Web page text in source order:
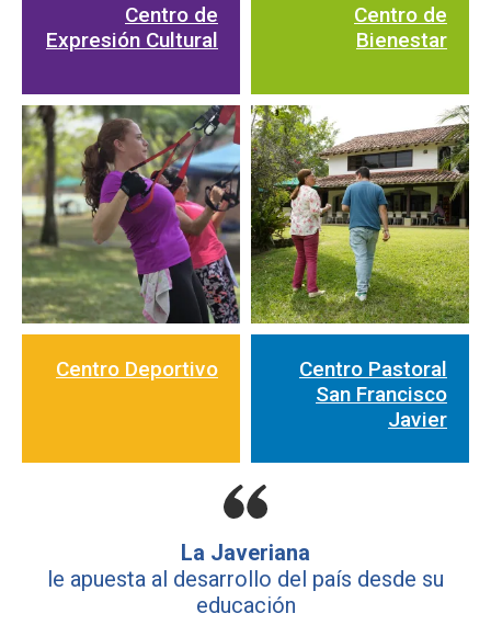
Centro de
Expresión Cultural
Centro de
Bienestar
Centro Deportivo
Centro Pastoral
San Francisco
Javier
La Javeriana
le apuesta al desarrollo del país desde su
educación